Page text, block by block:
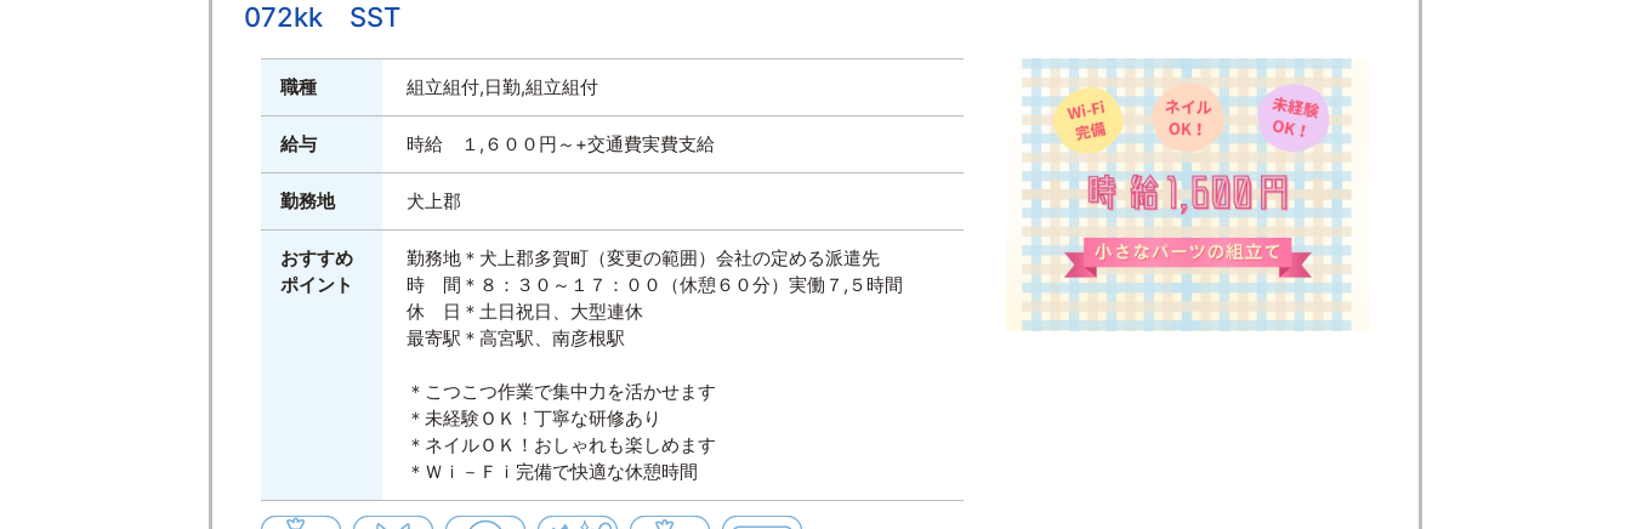
072kk SST
職種 組立組付,日勤,組立組付
給与 時給 １,６００円～+交通費実費支給
勤務地 犬上郡
おすすめ
ポイント
勤務地＊犬上郡多賀町（変更の範囲）会社の定める派遣先
時 間＊８：３０～１７：００（休憩６０分）実働７,５時間
休 日＊土日祝日、大型連休
最寄駅＊高宮駅、南彦根駅
＊こつこつ作業で集中力を活かせます
＊未経験ＯＫ！丁寧な研修あり
＊ネイルＯＫ！おしゃれも楽しめます
＊Ｗｉ－Ｆｉ完備で快適な休憩時間